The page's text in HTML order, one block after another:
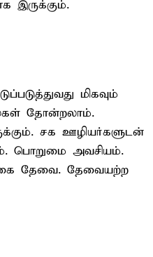
இருக்கும்.
மிகவும்
தோன்றலாம்.
சக ஊழியர்களுடன்
பொறுமை அவசியம்.
தேவை. தேவையற்ற